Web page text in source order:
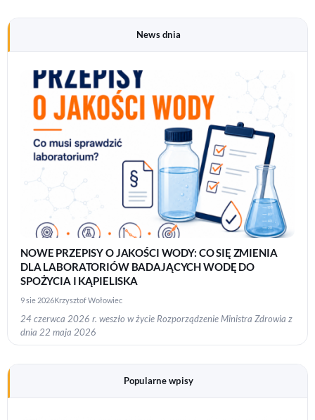
News dnia
NOWE PRZEPISY O JAKOŚCI WODY: CO SIĘ ZMIENIA
DLA LABORATORIÓW BADAJĄCYCH WODĘ DO
SPOŻYCIA I KĄPIELISKA
9 sie 2026Krzysztof Wołowiec
24 czerwca 2026 r. weszło w życie Rozporządzenie Ministra Zdrowia z
dnia 22 maja 2026
Popularne wpisy